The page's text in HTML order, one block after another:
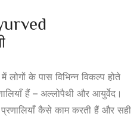
के पास विभिन्न विकल्प होते
हैं – अल्लोपैथी और आयुर्वेद।
कैसे काम करती हैं और सही